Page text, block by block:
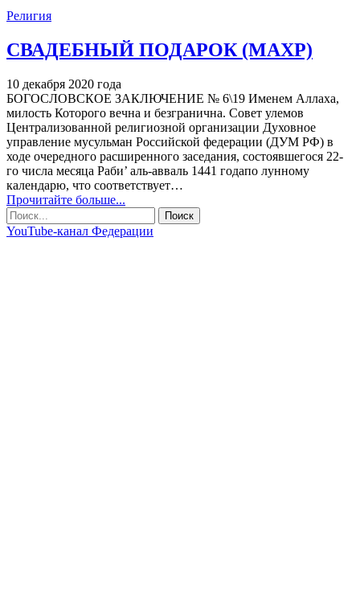
Религия
СВАДЕБНЫЙ ПОДАРОК (МАХР)
10 декабря 2020 года
БОГОСЛОВСКОЕ ЗАКЛЮЧЕНИЕ № 6\19 Именем Аллаха,
милость Которого вечна и безгранична. Совет улемов
Централизованной религиозной организации Духовное
управление мусульман Российской федерации (ДУМ РФ) в
ходе очередного расширенного заседания, состоявшегося 22-
го числа месяца Раби’ аль-авваль 1441 годапо лунному
календарю, что соответствует…
Прочитайте больше...
YouTube-канал Федерации